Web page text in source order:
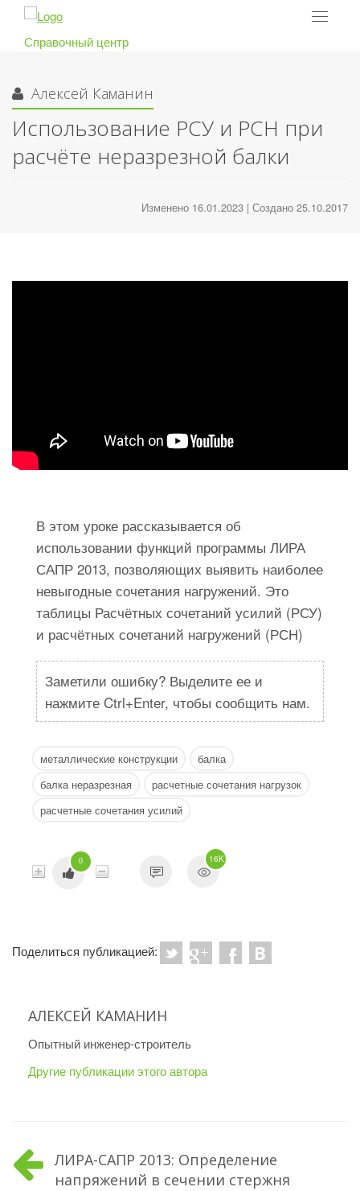
Toggle
Справочный центр
Алексей Каманин
Использование РСУ и РСН при
расчёте неразрезной балки
Изменено 16.01.2023 | Создано 25.10.2017
В этом уроке рассказывается об
использовании функций программы ЛИРА
САПР 2013, позволяющих выявить наиболее
невыгодные сочетания нагружений. Это
таблицы Расчётных сочетаний усилий (РСУ)
и расчётных сочетаний нагружений (РСН)
Заметили ошибку? Выделите ее и
нажмите Ctrl+Enter, чтобы сообщить нам.
металлические конструкции
балка
балка неразрезная
расчетные сочетания нагрузок
расчетные сочетания усилий
0 16K
Поделиться публикацией:
АЛЕКСЕЙ КАМАНИН
Опытный инженер-строитель
Другие публикации этого автора
ЛИРА-САПР 2013: Определение
напряжений в сечении стержня